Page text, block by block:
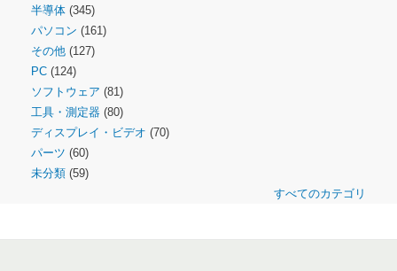
半導体 (345)
パソコン (161)
その他 (127)
PC (124)
ソフトウェア (81)
工具・測定器 (80)
ディスプレイ・ビデオ (70)
パーツ (60)
未分類 (59)
すべてのカテゴリ